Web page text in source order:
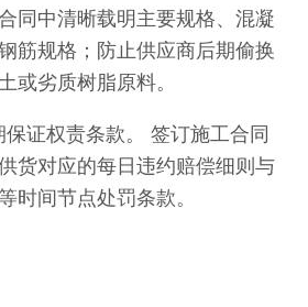
同中清晰载明主要规格、混凝
筋规格；防止供应商后期偷换
或劣质树脂原料。
保证权责条款。 签订施工合同
货对应的每日违约赔偿细则与
时间节点处罚条款。